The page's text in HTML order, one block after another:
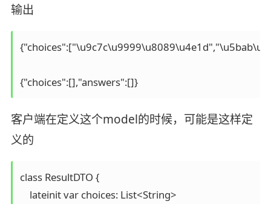
输出
{"choices":[],"answers":[]}
客户端在定义这个model的时候，可能是这样定
义的
class ResultDTO {
lateinit var choices: List<String>